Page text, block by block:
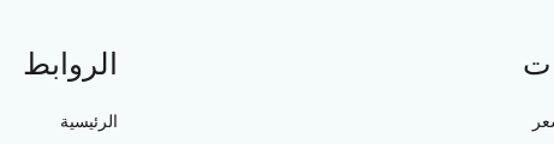
الروابط
الرئيسية